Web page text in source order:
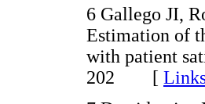
6 Gallego JI,
Estimation of
with patient
202 [